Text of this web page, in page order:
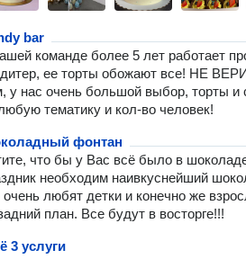
bar
команде более 5 лет работает
ее торты обожают все! НЕ
у нас очень большой выбор, торты и
тематику и кол-во человек!
фонтан
что бы у Вас всё было в
необходим наивкуснейший
очень любят детки и конечно же
план. Все будут в восторге!!!
3 услуги